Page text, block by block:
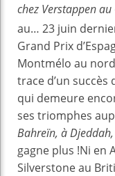
chez Verstappen au
au… 23 juin
Grand Prix
Montmélo au
trace d’un succès
qui demeure
ses triomphes
Bahreïn, à
gagne plus !Ni en
Silverstone au